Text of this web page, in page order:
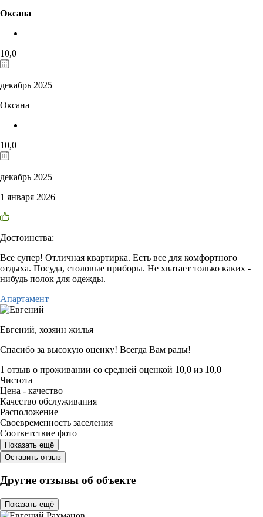
Оксана
10,0
декабрь 2025
Оксана
10,0
декабрь 2025
1 января 2026
Достоинства:
Все супер! Отличная квартирка. Есть все для комфортного
отдыха. Посуда, столовые приборы. Не хватает только каких -
нибудь полок для одежды.
Апартамент
Евгений, хозяин жилья
Спасибо за высокую оценку! Всегда Вам рады!
1 отзыв о проживании со средней оценкой 10,0 из 10,0
Чистота
Цена - качество
Качество обслуживания
Расположение
Своевременность заселения
Соответствие фото
Показать ещё
Оставить отзыв
Другие отзывы об объекте
Показать ещё